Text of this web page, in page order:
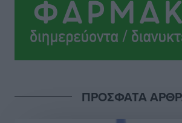
Αθλητικά• πριν 6 ώρες
Ολοκλήρωση του έργου αναβάθμισης
Γ.Σ. Διαγόρας: Στα «κυανέρυθρα» ο
ΠΡΟΣΦΑΤΑ